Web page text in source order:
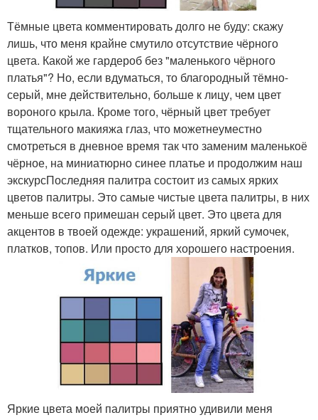
Тёмные цвета комментировать долго не буду: скажу
лишь, что меня крайне смутило отсутствие чёрного
цвета. Какой же гардероб без "маленького чёрного
платья"? Но, если вдуматься, то благородный тёмно-
серый, мне действительно, больше к лицу, чем цвет
вороного крыла. Кроме того, чёрный цвет требует
тщательного макияжа глаз, что можетнеуместно
смотреться в дневное время так что заменим маленькоё
чёрное, на миниатюрно синее платье и продолжим наш
экскурсПоследняя палитра состоит из самых ярких
цветов палитры. Это самые чистые цвета палитры, в них
меньше всего примешан серый цвет. Это цвета для
акцентов в твоей одежде: украшений, яркий сумочек,
платков, топов. Или просто для хорошего настроения.
Яркие цвета моей палитры приятно удивили меня